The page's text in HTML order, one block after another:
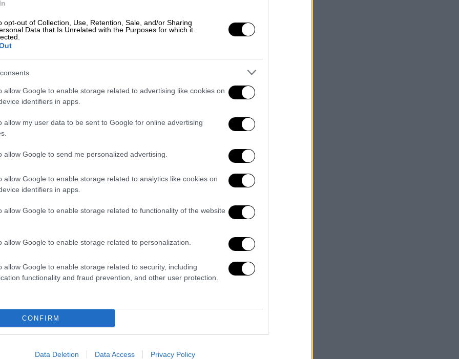
opt-out of Collection, Use, Retention, Sale, and/or Sharing
Data that Is Unrelated with the Purposes for which it
allow Google to enable storage related to advertising like cookies on
identifiers in apps.
allow my user data to be sent to Google for online advertising
allow Google to send me personalized advertising.
allow Google to enable storage related to analytics like cookies on
identifiers in apps.
allow Google to enable storage related to functionality of the website
allow Google to enable storage related to personalization.
allow Google to enable storage related to security, including
functionality and fraud prevention, and other user protection.
CONFIRM
Data Deletion Data Access Privacy Policy
το «triple double» και έναν
η Σλοβενία δεν είχε πρόβλημα
με 94-70 και προκρίθηκε στα
του αγώνα, προηγούμενοι με 25-14
στην δεύτερη περίοδο όταν και
και να προηγηθούν με 31-32 αλλά δεν
ανέλαβε δράση, ο Τόμπι
πετούσε... φωτιές από το τρίποντο.
στο +12 και κατάφεραν με μία
με 91-65 στο 38ο λεπτό κάνοντας
την υπόθεση πρόκριση. Το τελικό 94-
όπου περιμένουν τον νικητή του
χώρα - Θερμοκρασίες έως 46 βαθμούς
που σκοτώθηκαν γιαγιά και
τα κλιματιστικά που έχουμε στην